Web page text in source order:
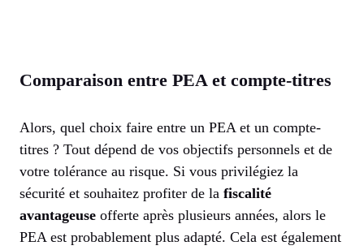
Comparaison entre PEA et compte-titres
Alors, quel choix faire entre un PEA et un compte-
titres ? Tout dépend de vos objectifs personnels et de
votre tolérance au risque. Si vous privilégiez la
sécurité et souhaitez profiter de la fiscalité
avantageuse offerte après plusieurs années, alors le
PEA est probablement plus adapté. Cela est également